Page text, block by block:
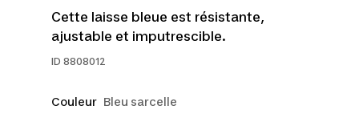
Cette laisse bleue est résistante,
ajustable et imputrescible.
ID 8808012
Couleur Bleu sarcelle